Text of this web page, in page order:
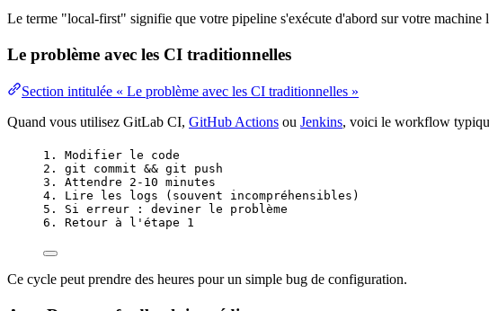
Le terme "local-first" signifie que votre pipeline s'exécute d'abord sur votre machine
Le problème avec les CI traditionnelles
Section intitulée « Le problème avec les CI traditionnelles »
Quand vous utilisez GitLab CI, GitHub Actions ou Jenkins, voici le workflow
1. Modifier le code
2. git commit && git push
3. Attendre 2-10 minutes
4. Lire les logs (souvent incompréhensibles)
5. Si erreur : deviner le problème
6. Retour à l'étape 1
Ce cycle peut prendre des heures pour un simple bug de configuration.